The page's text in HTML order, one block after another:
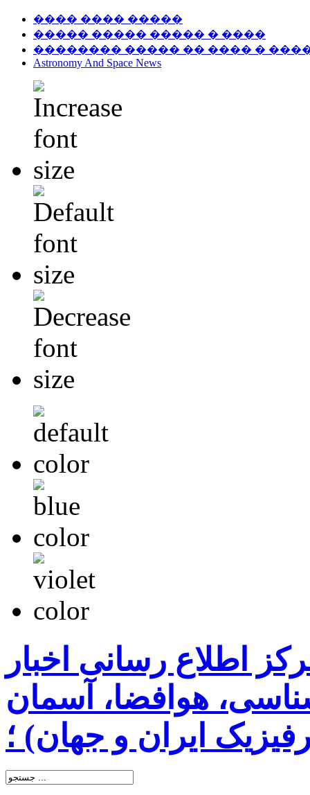
���� ���� �����
����� ����� ����� � ����
�������� ����� �� ���� �
Astronomy And Space News
اطلاع رسانی اخبار
هوافضا، آسمان
ایران و جهان) ؛